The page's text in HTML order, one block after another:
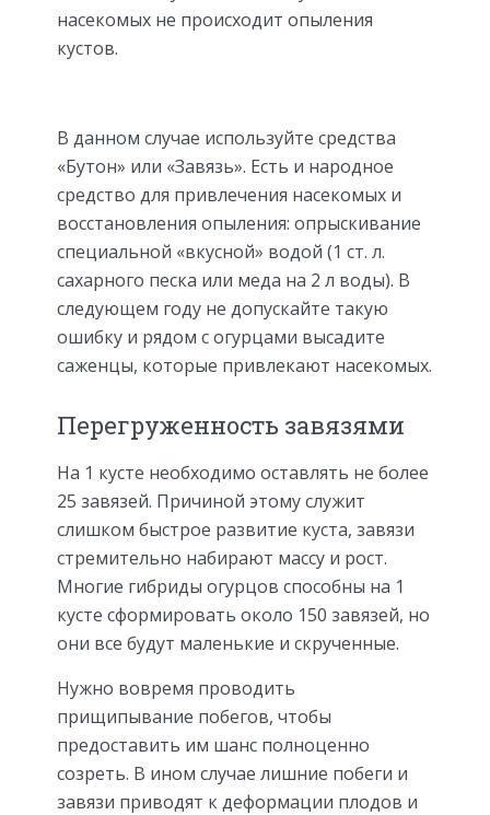
насекомых не происходит опыления
кустов.
В данном случае используйте средства
«Бутон» или «Завязь». Есть и народное
средство для привлечения насекомых и
восстановления опыления: опрыскивание
специальной «вкусной» водой (1 ст. л.
сахарного песка или меда на 2 л воды). В
следующем году не допускайте такую
ошибку и рядом с огурцами высадите
саженцы, которые привлекают насекомых.
Перегруженность завязями
На 1 кусте необходимо оставлять не более
25 завязей. Причиной этому служит
слишком быстрое развитие куста, завязи
стремительно набирают массу и рост.
Многие гибриды огурцов способны на 1
кусте сформировать около 150 завязей, но
они все будут маленькие и скрученные.
Нужно вовремя проводить
прищипывание побегов, чтобы
предоставить им шанс полноценно
созреть. В ином случае лишние побеги и
завязи приводят к деформации плодов и